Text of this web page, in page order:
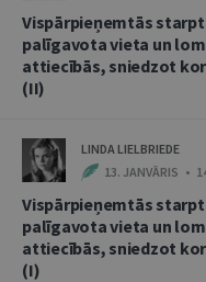
Vispārpieņemtās
palīgavota vieta un
attiecībās, sniedzot
(II)
LINDA LIELBRIEDE
13. JANVĀRIS •
Vispārpieņemtās
palīgavota vieta un
attiecībās, sniedzot
(I)